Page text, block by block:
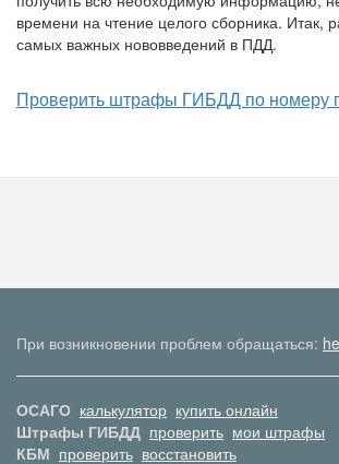
времени на чтение целого сборника. Итак,
самых важных нововведений в ПДД.
Проверить штрафы ГИБДД по номеру
При возникновении проблем обращаться:
ОСАГО калькулятор купить онлайн
Штрафы ГИБДД проверить мои штрафы
КБМ проверить восстановить